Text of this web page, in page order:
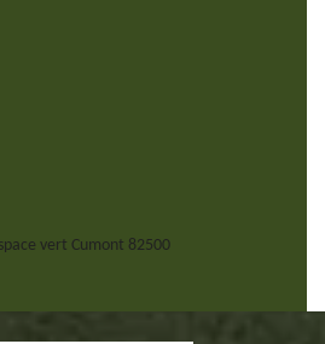
vert Cumont 82500